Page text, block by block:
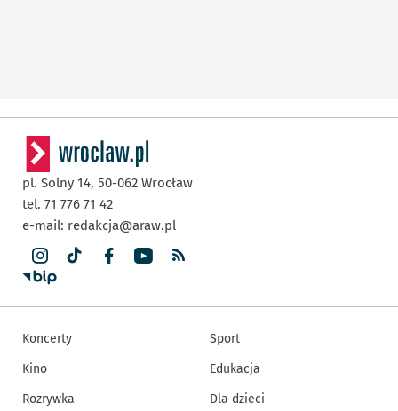
pl. Solny 14, 50-062 Wrocław
tel. 71 776 71 42
e-mail: redakcja@araw.pl
Koncerty
Kino
Rozrywka
Sport
Edukacja
Dla dzieci